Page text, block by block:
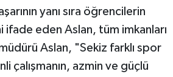
yanı sıra öğrencilerin
eden Aslan, tüm imkanları
Aslan, "Sekiz farklı spor
çalışmanın, azmin ve güçlü